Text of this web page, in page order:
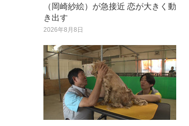
（岡崎紗絵）が急接近 恋が大きく動
き出す
2026年8月8日